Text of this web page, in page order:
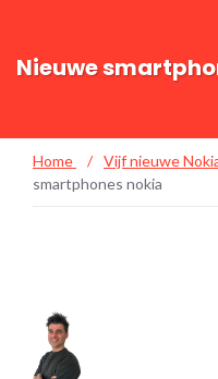
Nieuwe
Home / Vijf nieuwe
smartphones nokia